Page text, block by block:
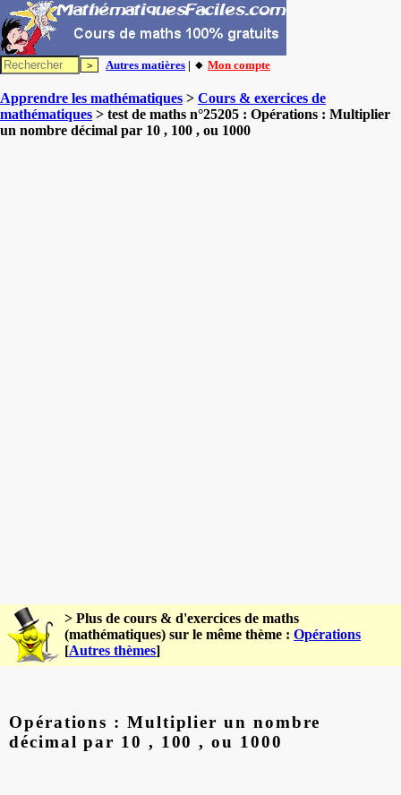
Autres matières | 🔸 Mon compte
Apprendre les mathématiques > Cours & exercices de
mathématiques > test de maths n°25205 : Opérations : Multiplier
un nombre décimal par 10 , 100 , ou 1000
> Plus de cours & d'exercices de maths
(mathématiques) sur le même thème : Opérations
[Autres thèmes]
Opérations : Multiplier un nombre
décimal par 10 , 100 , ou 1000